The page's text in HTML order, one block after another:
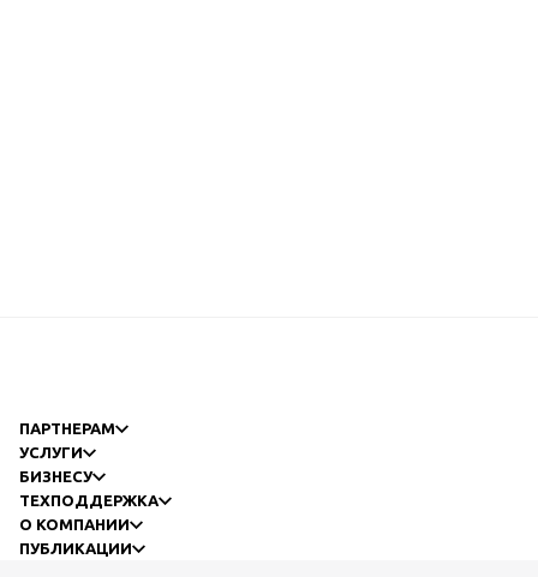
ПАРТНЕРАМ
УСЛУГИ
БИЗНЕСУ
ТЕХПОДДЕРЖКА
О КОМПАНИИ
ПУБЛИКАЦИИ